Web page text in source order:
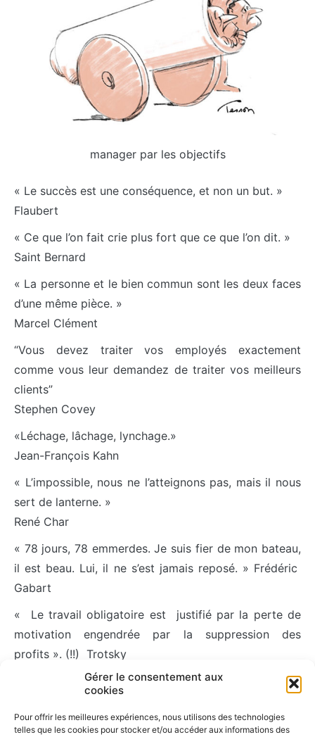
Gérer le consentement aux
cookies
Pour offrir les meilleures expériences, nous utilisons des technologies
telles que les cookies pour stocker et/ou accéder aux informations des
manager par les objectifs
« Le succès est une conséquence, et non un but. »
Flaubert
« Ce que l’on fait crie plus fort que ce que l’on dit. »
Saint Bernard
« La personne et le bien commun sont les deux faces
d’une même pièce. »
Marcel Clément
“Vous devez traiter vos employés exactement
comme vous leur demandez de traiter vos meilleurs
clients”
Stephen Covey
«Léchage, lâchage, lynchage.»
Jean-François Kahn
« L’impossible, nous ne l’atteignons pas, mais il nous
sert de lanterne. »
René Char
« 78 jours, 78 emmerdes. Je suis fier de mon bateau,
il est beau. Lui, il ne s’est jamais reposé. » Frédéric
Gabart
« Le travail obligatoire est justifié par la perte de
motivation engendrée par la suppression des
profits ». (!!) Trotsky
« En période de croissance, il n’y a pas de mauvais